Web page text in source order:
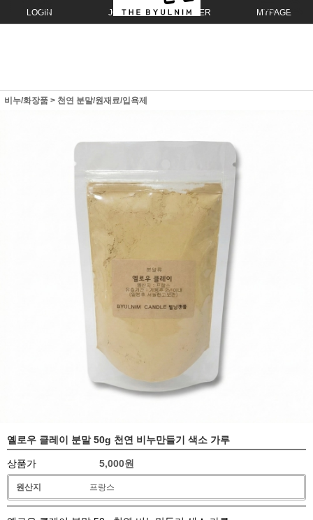
LOGIN JOIN ORDER MYPAGE
비누/화장품 > 천연 분말/원재료/입욕제
옐로우 클레이 분말 50g 천연 비누만들기 색소 가루
상품가 5,000원
원산지 프랑스